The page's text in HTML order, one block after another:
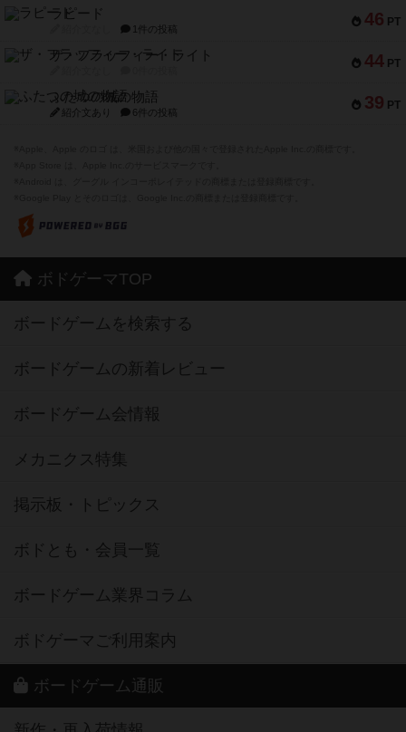
46 PT
ラピード
1件の投稿
44 PT
ザ・フラッフィー・ライト
39 PT
ふたつの城の物語
紹介文あり 6件の投稿
ボドゲーマTOP
ボードゲームを検索する
ボードゲームの新着レビュー
ボードゲーム会情報
メカニクス特集
掲示板・トピックス
ボドとも・会員一覧
ボードゲーム業界コラム
ボドゲーマご利用案内
ボードゲーム通販